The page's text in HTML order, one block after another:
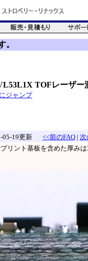
。
TOFレーザー
ジャンプ
05-19更新 <<前のFAQ | 次
リント基板を含めた厚みは